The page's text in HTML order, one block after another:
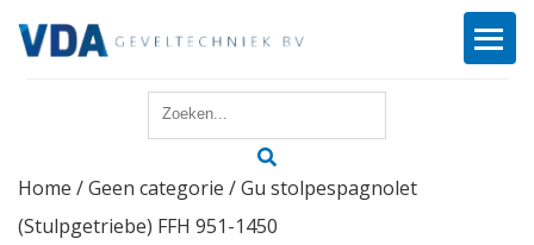
Reparatie
Home /Geen categorie / Gu stolpespagnolet
(Stulpgetriebe) FFH 951-1450